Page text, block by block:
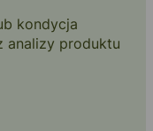
kondycja
analizy produktu